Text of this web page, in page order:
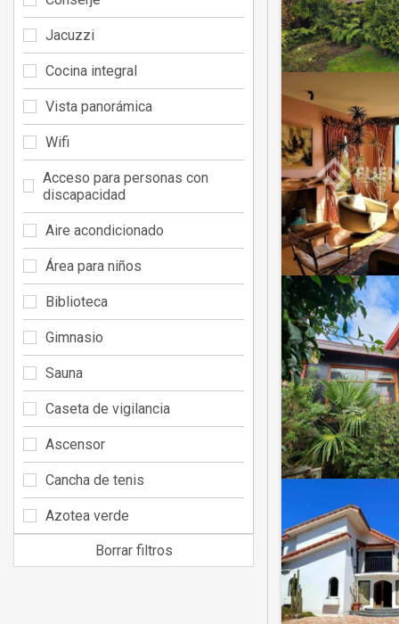
Jacuzzi
Cocina integral
Vista panorámica
Wifi
Acceso para personas con
discapacidad
Aire acondicionado
Área para niños
Biblioteca
Gimnasio
Sauna
Caseta de vigilancia
Ascensor
Cancha de tenis
Azotea verde
Borrar filtros